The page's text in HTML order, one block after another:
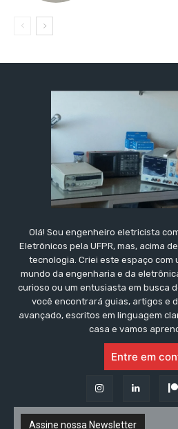
Olá! Sou engenheiro eletricista
Eletrônicos pela UFPR, mas, acima
tecnologia. Criei este espaço com
mundo da engenharia e da
curioso ou um entusiasta em busca
você encontrará guias, artigos e
avançado, escritos em linguagem
casa e vamos
Entre em
Assine nossa Newsletter